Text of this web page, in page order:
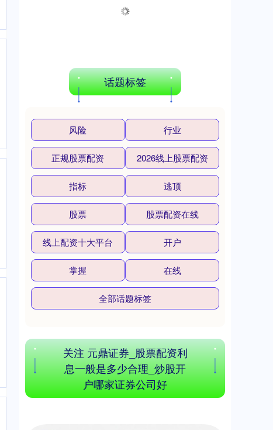
深证成指 14311.01 +200.89 +1.42%
沪深300 4694.44 +43.13
北证50 1134.24 +11.37 +1.01%
话题标签
风险 行业
正规股票配资 2026线上股票配资
指标 逃顶
股票 股票配资在线
线上配资十大平台 开户
掌握 在线
全部话题标签
关注 元鼎证券_股票配资利
息一般是多少合理_炒股开
户哪家证券公司好